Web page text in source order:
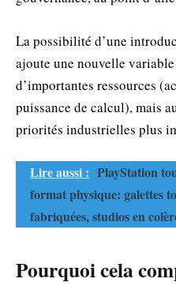
La possibilité d’une
ajoute une nouvelle
d’importantes ressources
puissance de calcul), mais
priorités industrielles plus
Lire aussi : PlayStation
format physique: galettes
fabriquées, studios en
Pourquoi cela